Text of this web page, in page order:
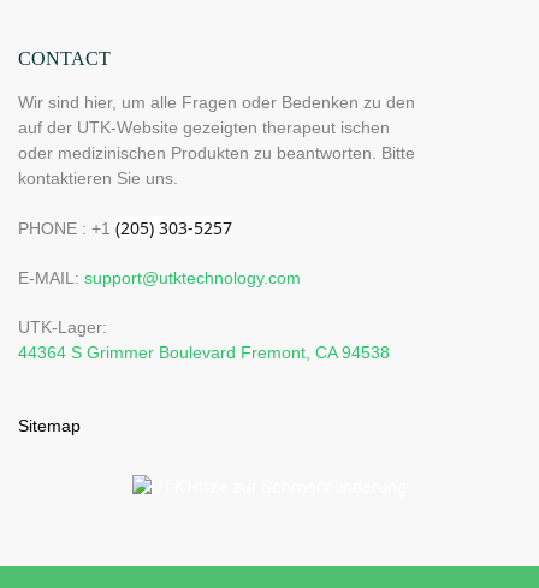
CONTACT
Wir sind hier, um alle Fragen oder Bedenken zu den
auf der UTK-Website gezeigten therapeut ischen
oder medizinischen Produkten zu beantworten. Bitte
kontaktieren Sie uns.
PHONE : +1
E-MAIL: support@utktechnology.com
UTK-Lager:
44364 S Grimmer Boulevard Fremont, CA 94538
Sitemap